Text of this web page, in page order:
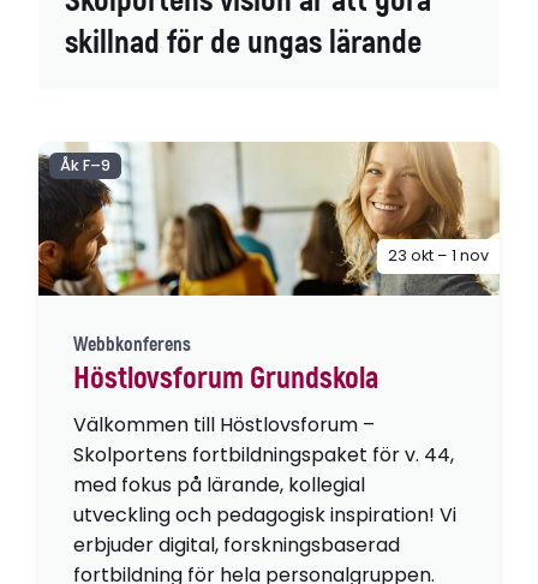
skillnad för de ungas lärande
Webbkonferens
Höstlovsforum Grundskola
Välkommen till Höstlovsforum –
Skolportens fortbildningspaket för v. 44,
med fokus på lärande, kollegial
utveckling och pedagogisk inspiration! Vi
erbjuder digital, forskningsbaserad
fortbildning för hela personalgruppen.
Åk F–9
23 okt – 1 nov